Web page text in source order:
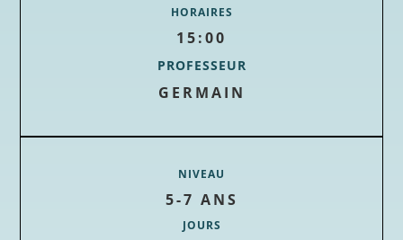
HORAIRES
15:00
PROFESSEUR
GERMAIN
NIVEAU
5-7 ANS
JOURS